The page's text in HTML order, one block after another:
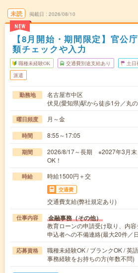
未読
NEW
掲載日 2026/08/10
【8月開始・期間限定】官公
類チェックや入力
職種未経験OK 交通費別途支給あり 土日
派遣
勤務地
名古屋市中区
伏見(愛知県)駅から徒歩1分／丸
曜日頻度 月～金
時間 8:55～17:05
期間
2026/8/17～長期 ※2027年3月
OK！
時給 時給1500円＋交
交通費
交通費支給(弊社規定あり)
仕事内容 金融事務（その他）
教育ローンの申請受け取り、内
申込者への不備連絡(最大20件／
応募資格
職種未経験OK / ブランクOK / 英
事務経験をお持ちの方(年数不問)